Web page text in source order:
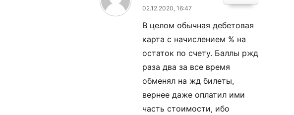
02.12.2020, 16:47
В целом обычная дебетовая
карта с начислением % на
остаток по счету. Баллы ржд
раза два за все время
обменял на жд билеты,
вернее даже оплатил ими
часть стоимости, ибо